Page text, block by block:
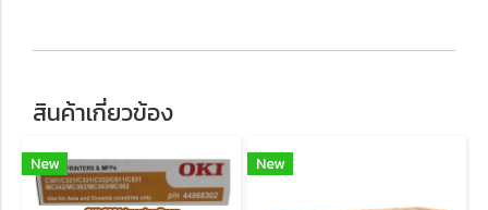
สินค้าเกี่ยวข้อง
New New